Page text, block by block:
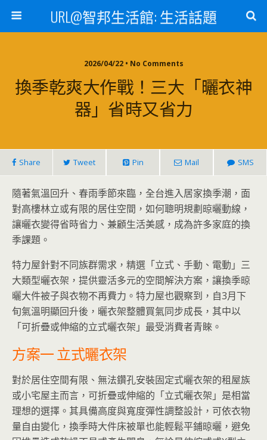
URL@智邦生活館: 生活話題
2026/04/22 • No Comments
換季乾爽大作戰！三大「曬衣神
器」省時又省力
Share Tweet Pin Mail SMS
隨著氣溫回升、春雨季節來臨，全台進入居家換季潮，面
對高樓林立或有限的居住空間，如何聰明規劃晾曬動線，
讓曬衣變得省時省力、兼顧生活美感，成為許多家庭的換
季課題。
特力屋針對不同族群需求，精選「立式、手動、電動」三
大類型曬衣架，提供靈活多元的空間解決方案，讓換季晾
曬大件被子與衣物不再費力。特力屋也觀察到，自3月下
旬氣溫明顯回升後，曬衣架整體買氣同步成長，其中以
「可折疊或伸縮的立式曬衣架」最受消費者青睞。
方案一 立式曬衣架
對於居住空間有限、無法鑽孔安裝固定式曬衣架的租屋族
或小宅屋主而言，可折疊或伸縮的「立式曬衣架」是相當
理想的選擇。其具備高度與寬度彈性調整設計，可依衣物
量自由變化，換季時大件床被單也能輕鬆平鋪晾曬，避免